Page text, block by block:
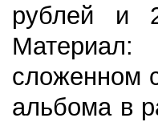
рублей и
сложенном
альбома в